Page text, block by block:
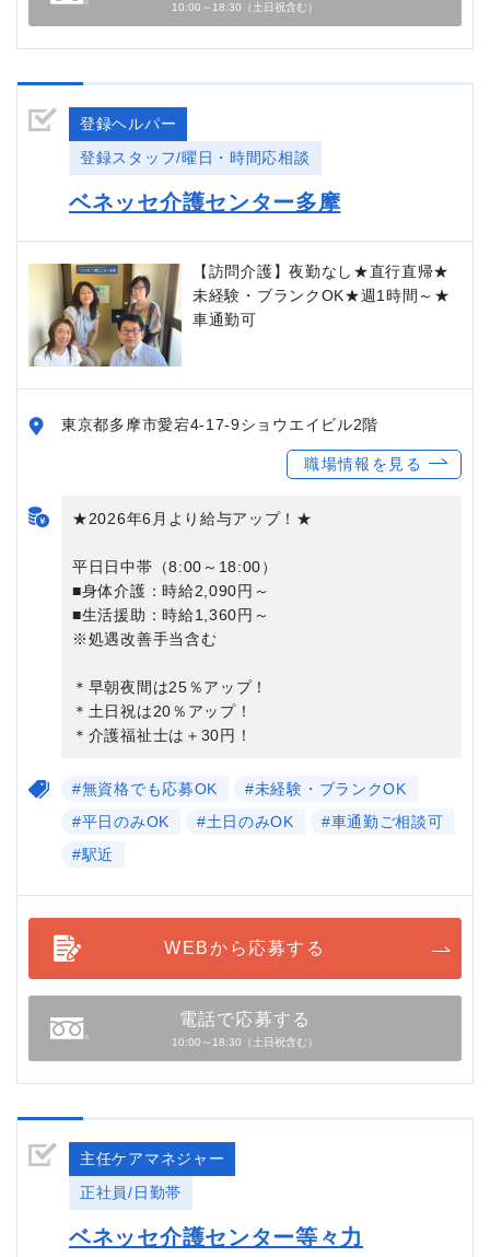
10:00～18:30（土日祝含む）
登録ヘルパー
登録スタッフ/曜日・時間応相談
ベネッセ介護センター多摩
【訪問介護】夜勤なし★直行直帰★
未経験・ブランクOK★週1時間～★
車通勤可
東京都多摩市愛宕4-17-9ショウエイビル2階
職場情報を見る
★2026年6月より給与アップ！★
平日日中帯（8:00～18:00）
■身体介護：時給2,090円～
■生活援助：時給1,360円～
※処遇改善手当含む
＊早朝夜間は25％アップ！
＊土日祝は20％アップ！
＊介護福祉士は＋30円！
#無資格でも応募OK
#未経験・ブランクOK
#平日のみOK
#土日のみOK
#車通勤ご相談可
#駅近
WEBから応募する
電話で応募する
10:00～18:30（土日祝含む）
主任ケアマネジャー
正社員/日勤帯
ベネッセ介護センター等々力